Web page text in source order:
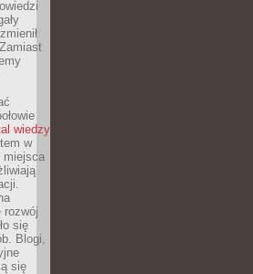
wiedzy
w
miejsca
rozwój
się
Blogi,
się